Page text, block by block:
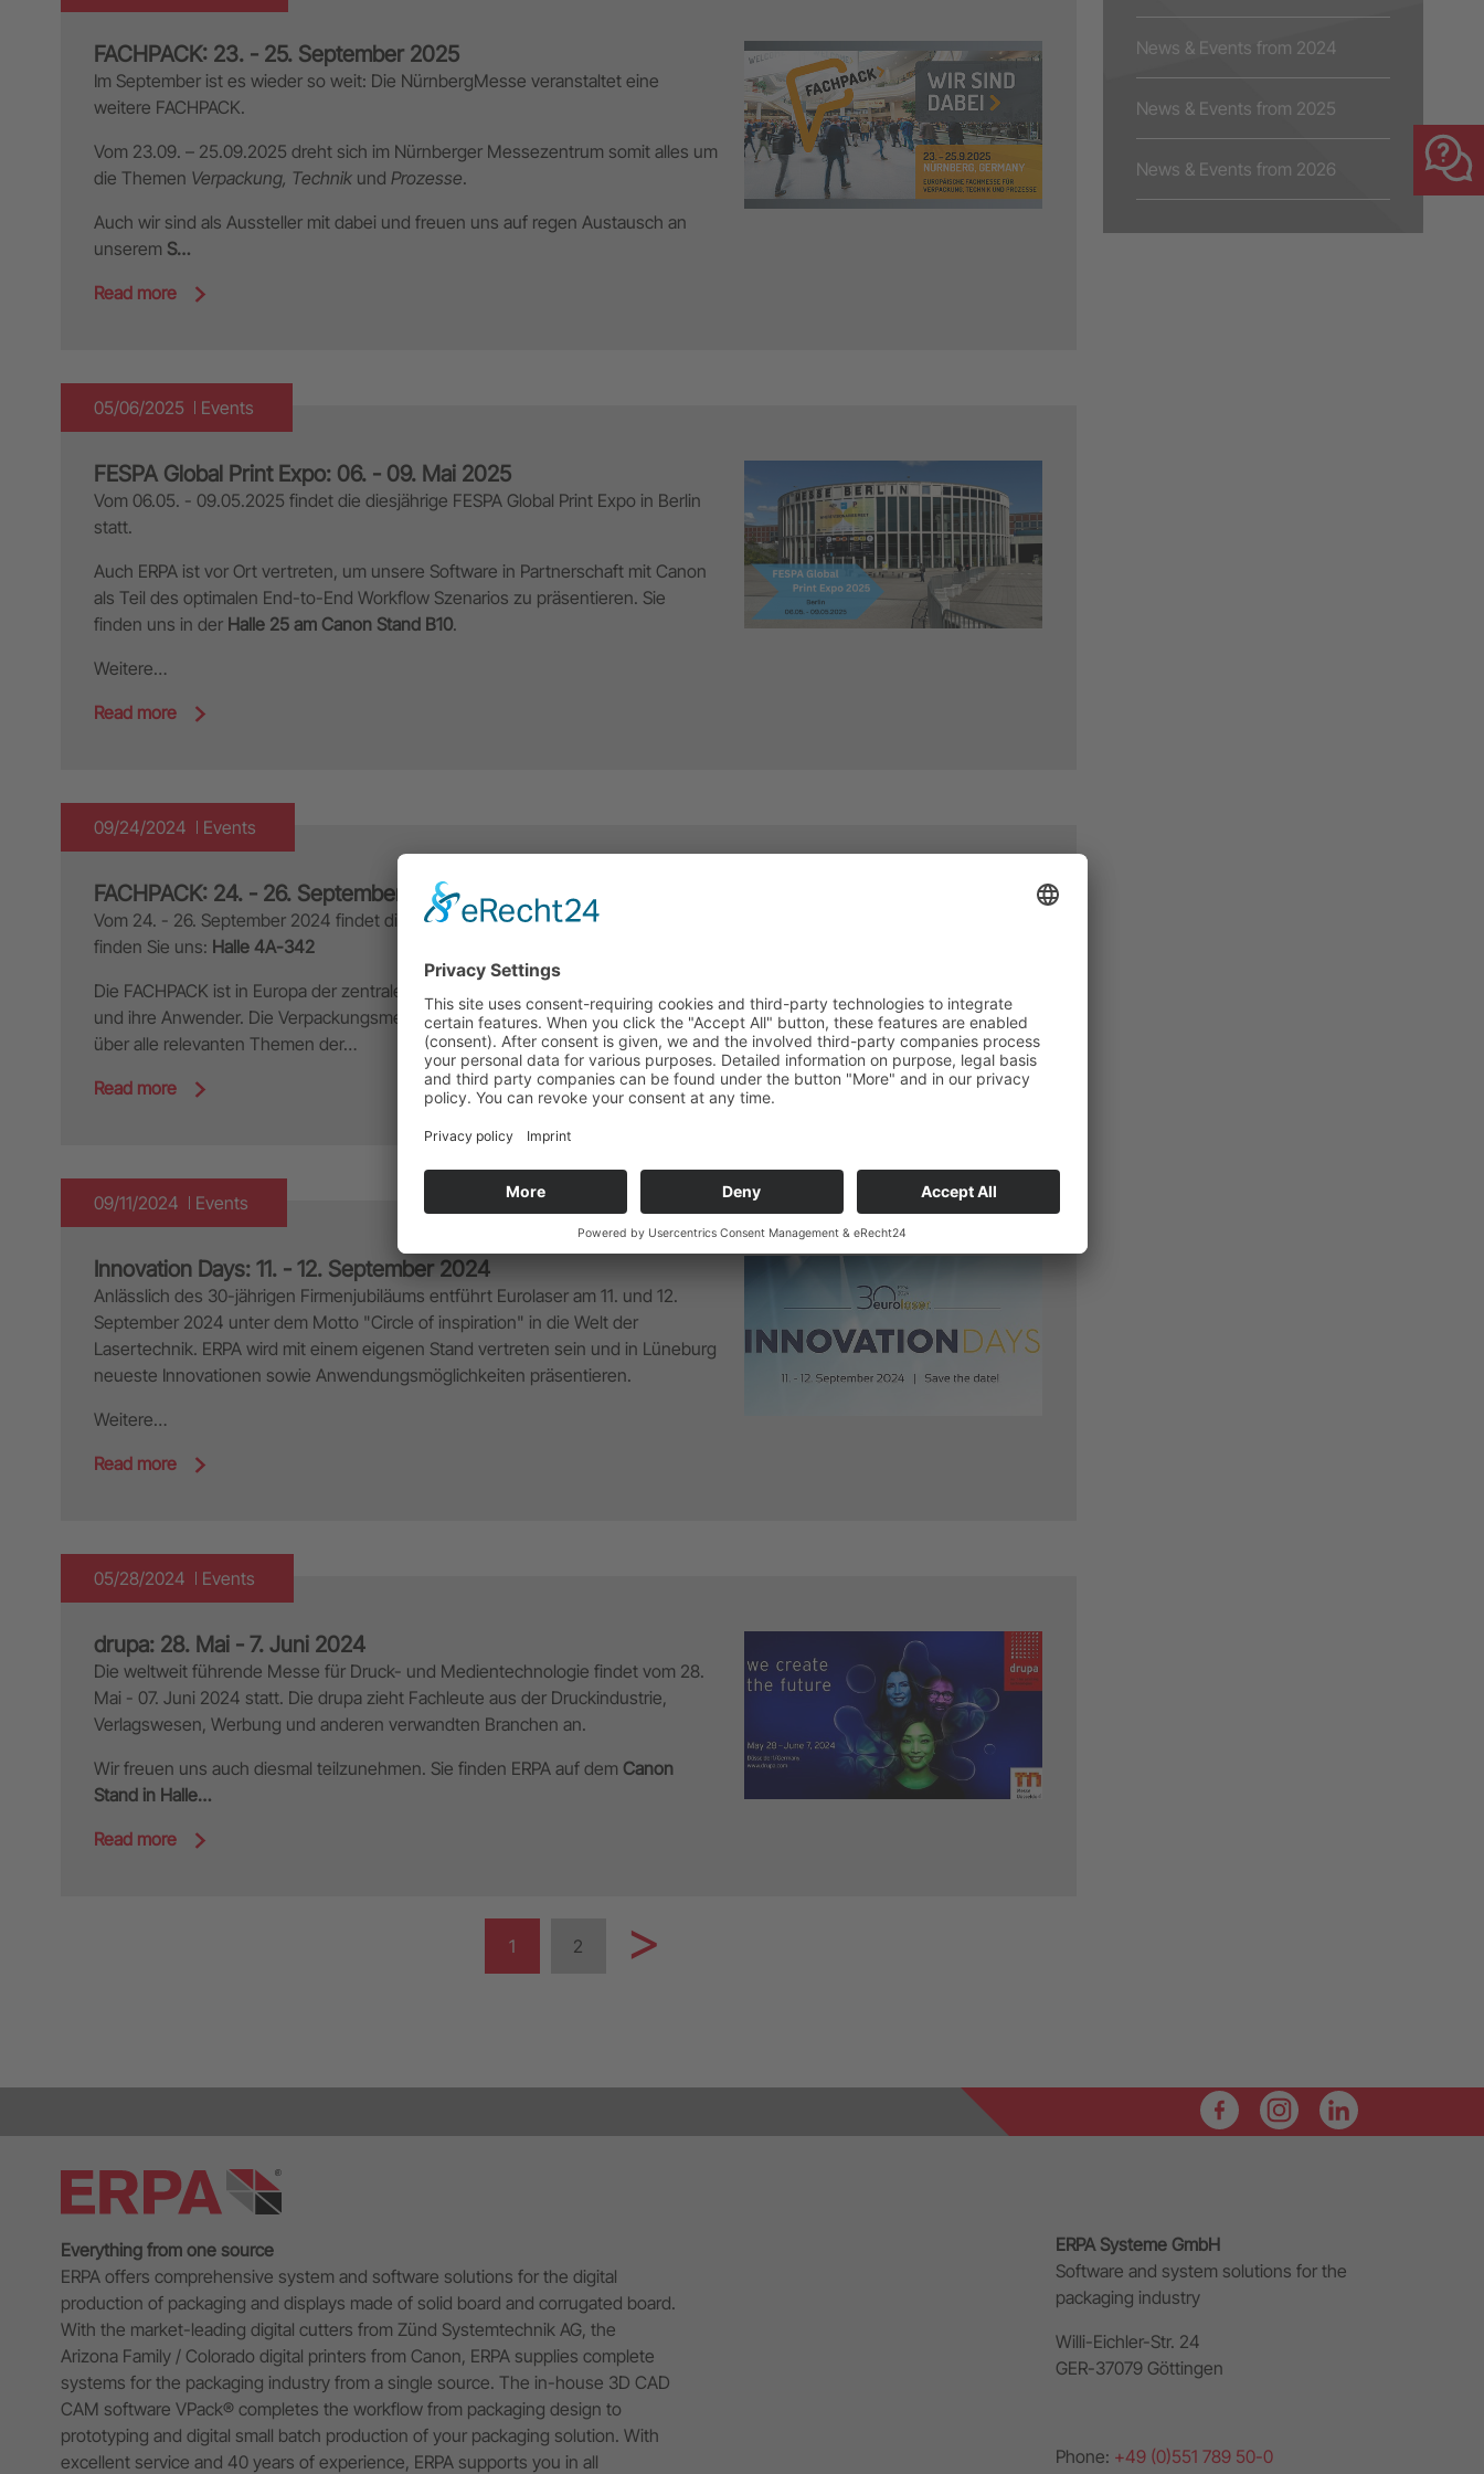
FACHPACK: 23. - 25. September 2025
Im September ist es wieder so weit: Die NürnbergMesse veranstaltet eine
weitere FACHPACK.
Vom 23.09. – 25.09.2025 dreht sich im Nürnberger Messezentrum somit alles um
die Themen Verpackung, Technik und Prozesse.
Auch wir sind als Aussteller mit dabei und freuen uns auf regen Austausch an
unserem S…
Read more
05/06/2025 Events
FESPA Global Print Expo: 06. - 09. Mai 2025
Vom 06.05. - 09.05.2025 findet die diesjährige FESPA Global Print Expo in Berlin
statt.
Auch ERPA ist vor Ort vertreten, um unsere Software in Partnerschaft mit Canon
als Teil des optimalen End-to-End Workflow Szenarios zu präsentieren. Sie
finden uns in der Halle 25 am Canon Stand B10.
Weitere…
Read more
09/24/2024 Events
FACHPACK: 24. - 26. September 2024
Vom 24. - 26. September 2024 findet die FACHPACK in Nürnberg statt. Hier
finden Sie uns: Halle 4A-342
Die FACHPACK ist in Europa der zentrale Treffpunkt für die Verpackungsindustrie
und ihre Anwender. Die Verpackungsmesse bietet einen umfassenden Überblick
über alle relevanten Themen der…
Read more
09/11/2024 Events
Innovation Days: 11. - 12. September 2024
Anlässlich des 30-jährigen Firmenjubiläums entführt Eurolaser am 11. und 12.
September 2024 unter dem Motto "Circle of inspiration" in die Welt der
Lasertechnik. ERPA wird mit einem eigenen Stand vertreten sein und in Lüneburg
neueste Innovationen sowie Anwendungsmöglichkeiten präsentieren.
Weitere…
Read more
05/28/2024 Events
drupa: 28. Mai - 7. Juni 2024
Die weltweit führende Messe für Druck- und Medientechnologie findet vom 28.
Mai - 07. Juni 2024 statt. Die drupa zieht Fachleute aus der Druckindustrie,
Verlagswesen, Werbung und anderen verwandten Branchen an.
Wir freuen uns auch diesmal teilzunehmen. Sie finden ERPA auf dem Canon
Stand in Halle…
Read more
1 2
News & Events from 2024
News & Events from 2025
News & Events from 2026
Everything from one source
ERPA offers comprehensive system and software solutions for the digital
production of packaging and displays made of solid board and corrugated board.
With the market-leading digital cutters from Zünd Systemtechnik AG, the
Arizona Family / Colorado digital printers from Canon, ERPA supplies complete
systems for the packaging industry from a single source. The in-house 3D CAD
CAM software VPack® completes the workflow from packaging design to
prototyping and digital small batch production of your packaging solution. With
excellent service and 40 years of experience, ERPA supports you in all
ERPA Systeme GmbH
Software and system solutions for the
packaging industry
Willi-Eichler-Str. 24
GER-37079 Göttingen
Phone: +49 (0)551 789 50-0